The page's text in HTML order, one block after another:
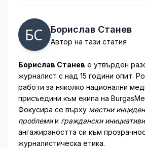
Борислав Станев
Автор на тази статия
Борислав Станев е утвърден
журналист с над 15 години опит.
работи за няколко национални
присъедини към екипа на
Фокусира се върху местни
проблемии граждански инициативи
ангажираността си към
журналистическа етика.